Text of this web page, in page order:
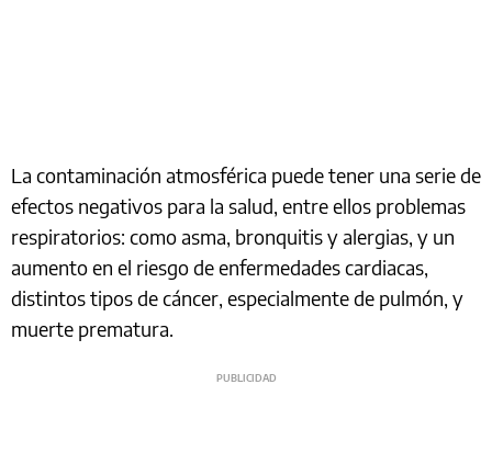
La contaminación atmosférica puede tener una serie de
efectos negativos para la salud, entre ellos problemas
respiratorios: como asma, bronquitis y alergias, y un
aumento en el riesgo de enfermedades cardiacas,
distintos tipos de cáncer, especialmente de pulmón, y
muerte prematura.